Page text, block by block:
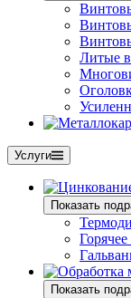
Литые
Услуги
Показать
Показать